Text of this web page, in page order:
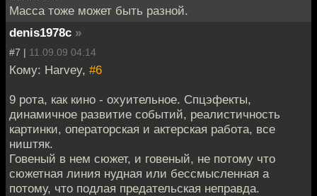
Масса тоже может быть разной.
denis1978c »
#7 | 11.09.09 04:14
Кому: Harvey, #6
9 рота, как кино - охуительное. Спцэфекты,
динамичное развитие событий, реалистичность
картинки, операторская и актерская работа, все
ништяк.
Говеный в нем сюжет, и говеный, не потому что
сюжетная линия нудная или бессмысленная а
потому, что подлая предательская неправда.